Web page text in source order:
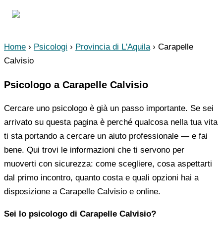
Vai
Home › Psicologi › Provincia di L'Aquila › Carapelle
Calvisio
Psicologo a Carapelle Calvisio
Cercare uno psicologo è già un passo importante. Se sei
arrivato su questa pagina è perché qualcosa nella tua vita
ti sta portando a cercare un aiuto professionale — e fai
bene. Qui trovi le informazioni che ti servono per
muoverti con sicurezza: come scegliere, cosa aspettarti
dal primo incontro, quanto costa e quali opzioni hai a
disposizione a Carapelle Calvisio e online.
Sei lo psicologo di Carapelle Calvisio?